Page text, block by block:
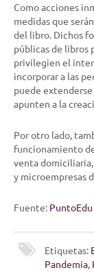
Como acciones
medidas que
del libro. Dichos
públicas de libros
privilegien el
incorporar a las
puede
apunten a la
Por otro lado,
funcionamiento
venta
y microempresas
Fuente: PuntoEdu
Etiquetas:
Pandemia,